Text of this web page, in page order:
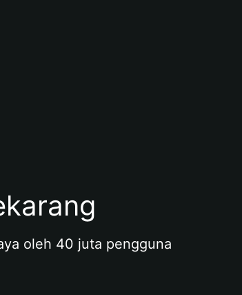
oleh 40 juta pengguna